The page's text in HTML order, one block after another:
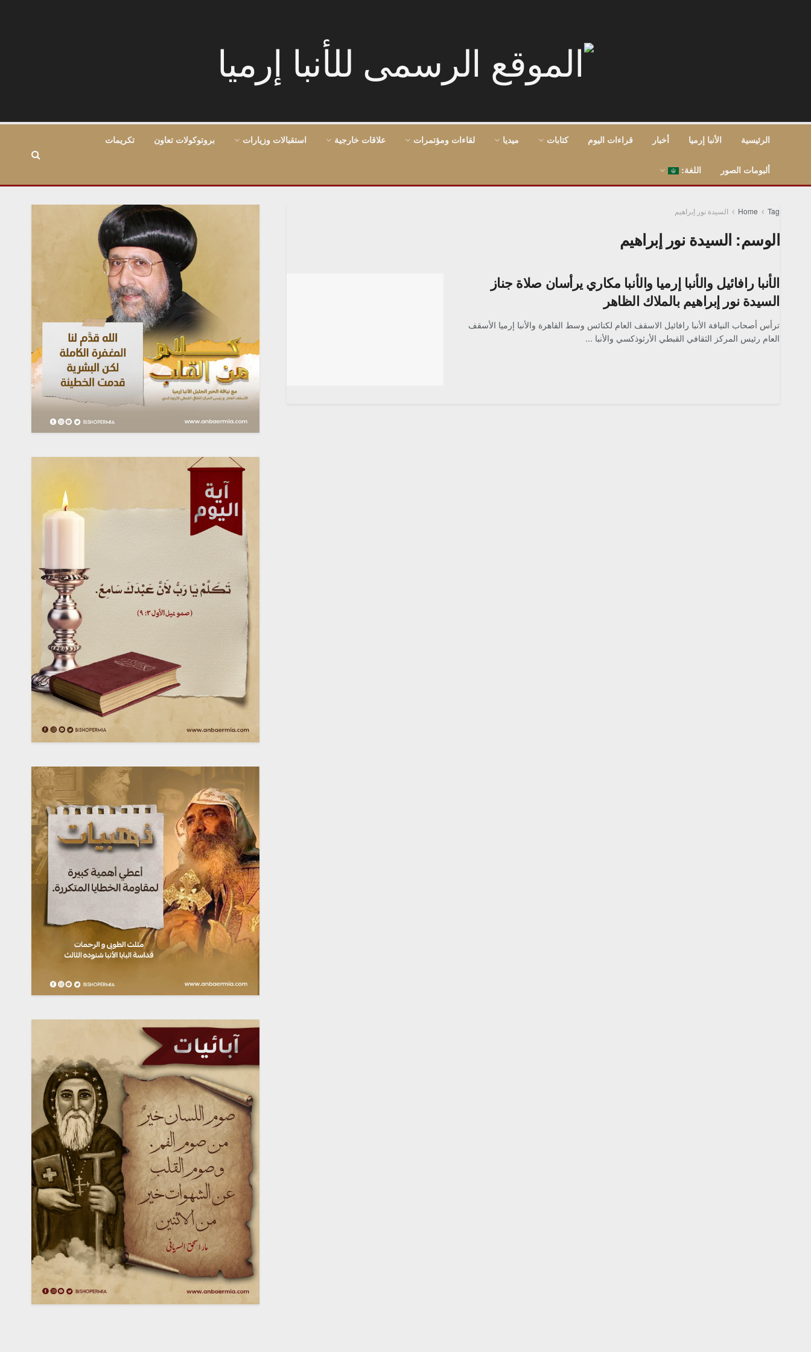
الرئيسية الأنبا إرميا أخبار قراءات اليوم كتابات ميديا لقاءات ومؤتمرات علاقات خارجية استقبالات وزيارات بروتوكولات تعاون تكريمات
ألبومات الصور اللغة:
Home Tag السيدة نور إبراهيم
الوسم: السيدة نور إبراهيم
الأنبا رافائيل والأنبا إرميا والأنبا مكاري يرأسان صلاة جناز
السيدة نور إبراهيم بالملاك الظاهر
ترأس أصحاب النيافة الأنبا رافائيل الاسقف العام لكنائس وسط القاهرة والأنبا إرميا الأسقف
العام رئيس المركز الثقافي القبطي الأرثوذكسي والأنبا ...